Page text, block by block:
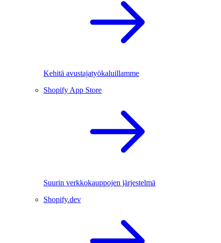
Kehitä avustajatyökaluillamme
Shopify App Store
Suurin verkkokauppojen järjestelmä
Shopify.dev